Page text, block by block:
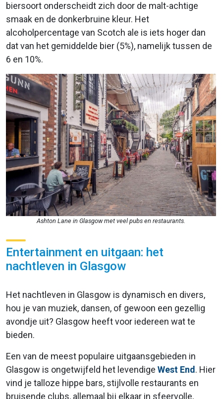
biersoort onderscheidt zich door de malt-achtige
smaak en de donkerbruine kleur. Het
alcoholpercentage van Scotch ale is iets hoger dan
dat van het gemiddelde bier (5%), namelijk tussen de
6 en 10%.
Ashton Lane in Glasgow met veel pubs en restaurants.
Entertainment en uitgaan: het
nachtleven in Glasgow
Het nachtleven in Glasgow is dynamisch en divers,
hou je van muziek, dansen, of gewoon een gezellig
avondje uit? Glasgow heeft voor iedereen wat te
bieden.
Een van de meest populaire uitgaansgebieden in
Glasgow is ongetwijfeld het levendige West End. Hier
vind je talloze hippe bars, stijlvolle restaurants en
bruisende clubs, allemaal bij elkaar in sfeervolle,